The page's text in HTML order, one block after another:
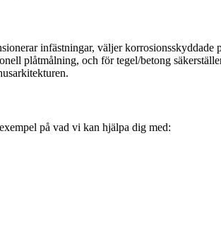
infästningar, väljer
plåtmålning, och för tegel/betong
på vad vi kan hjälpa dig med: